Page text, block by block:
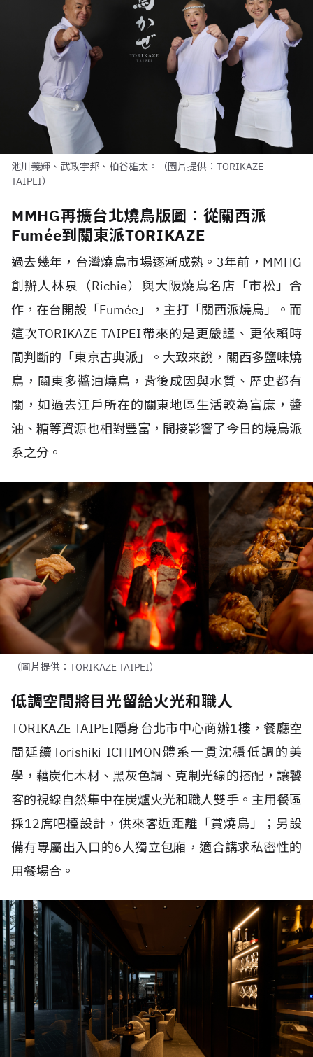
池川義輝、武政宇邦、柏谷雄太。（圖片提供：TORIKAZE
TAIPEI）
MMHG再擴台北燒鳥版圖：從關西派
Fumée到關東派TORIKAZE
過去幾年，台灣燒鳥市場逐漸成熟。 3年前， MMHG
創辦人林泉（Richie）與大阪燒鳥名店「市松」合
作，在台開設「Fumée」，主打「關西派燒鳥」。而
這次TORIKAZE TAIPEI帶來的是更嚴謹、更依賴時
間判斷的「東京古典派」。大致來說，關西多鹽味燒
鳥，關東多醬油燒鳥，背後成因與水質、歷史都有
關，如過去江戶所在的關東地區生活較為富庶，醬
油、糖等資源也相對豐富，間接影響了今日的燒鳥派
系之分。
（圖片提供：TORIKAZE TAIPEI）
低調空間將目光留給火光和職人
TORIKAZE TAIPEI隱身台北市中心商辦1樓，餐廳空
間延續Torishiki ICHIMON體系一貫沈穩低調的美
學，藉炭化木材、黑灰色調、克制光線的搭配，讓饕
客的視線自然集中在炭爐火光和職人雙手。主用餐區
採12席吧檯設計，供來客近距離「賞燒鳥」；另設
備有專屬出入口的6人獨立包廂，適合講求私密性的
用餐場合。